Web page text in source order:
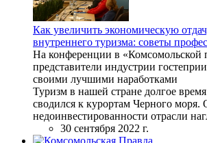
Как увеличить экономическую
внутреннего туризма: советы
На конференции в «Комсомольской
представители индустрии
своими лучшими наработками
Туризм в нашей стране долгое
сводился к курортам Черного моря.
недоинвестированности отрасли
30 сентября 2022 г.